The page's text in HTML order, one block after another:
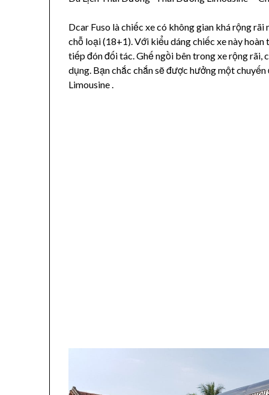
Dcar Fuso là chiếc xe có không gian khá rộng
chỗ loại (18+1). Với kiểu dáng chiếc xe này hoàn
tiếp đón đối tác. Ghế ngồi bên trong xe rộng rãi,
dụng. Bạn chắc chắn sẽ được hưởng một
Limousine .